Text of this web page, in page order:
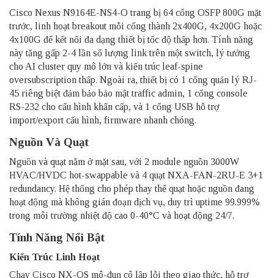
Cisco Nexus N9164E-NS4-O trang bị 64 cổng OSFP 800G mặt
trước, linh hoạt breakout mỗi cổng thành 2x400G, 4x200G hoặc
4x100G để kết nối đa dạng thiết bị tốc độ thấp hơn. Tính năng
này tăng gấp 2-4 lần số lượng link trên một switch, lý tưởng
cho AI cluster quy mô lớn và kiến trúc leaf-spine
oversubscription thấp. Ngoài ra, thiết bị có 1 cổng quản lý RJ-
45 riêng biệt đảm bảo bảo mật traffic admin, 1 cổng console
RS-232 cho cấu hình khẩn cấp, và 1 cổng USB hỗ trợ
import/export cấu hình, firmware nhanh chóng.
Nguồn Và Quạt
Nguồn và quạt nằm ở mặt sau, với 2 module nguồn 3000W
HVAC/HVDC hot-swappable và 4 quạt NXA-FAN-2RU-E 3+1
redundancy. Hệ thống cho phép thay thế quạt hoặc nguồn đang
hoạt động mà không gián đoạn dịch vụ, duy trì uptime 99.999%
trong môi trường nhiệt độ cao 0-40°C và hoạt động 24/7.
Tính Năng Nổi Bật
Kiến Trúc Linh Hoạt
Chạy Cisco NX-OS mô-đun cô lập lỗi theo giao thức, hỗ trợ